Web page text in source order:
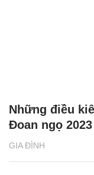
GIA ĐÌNH
Những điều
Đoan ngọ 2023